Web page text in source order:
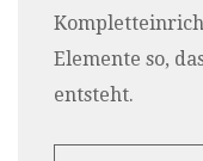
Elemente so,
entsteht.